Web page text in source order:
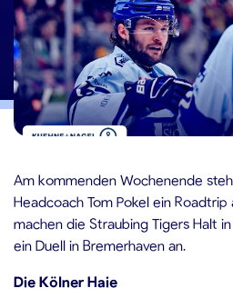
Am kommenden Wochenende
Headcoach Tom Pokel ein
machen die Straubing Tigers Halt
ein Duell in Bremerhaven an.
Die Kölner Haie